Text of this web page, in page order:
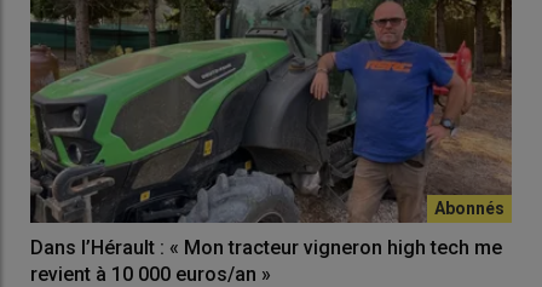
Dans l’Hérault : « Mon tracteur vigneron high tech me
revient à 10 000 euros/an »